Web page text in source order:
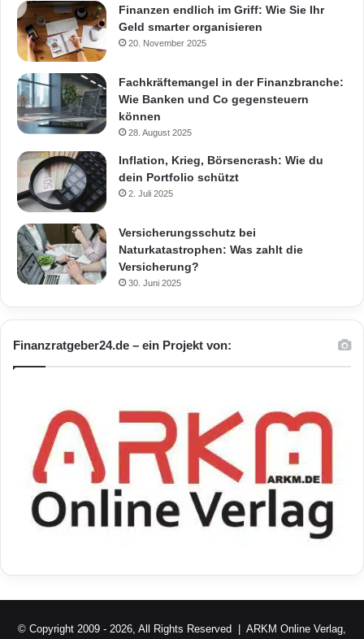
Finanzen endlich im Griff: Wie Sie Ihr
Geld smarter organisieren
20. November 2025
Fachkräftemangel in der Finanzbranche:
Wie Banken und Co gegensteuern
können
28. August 2025
Inflation, Krieg, Börsencrash: Wie du
dein Portfolio schützt
2. Juli 2025
Versicherungsschutz bei
Naturkatastrophen: Was zahlt die
Versicherung?
30. Juni 2025
Finanzratgeber24.de – ein Projekt von:
© Copyright 2009 - 2026, All Rights Reserved | ARKM Online Verlag,